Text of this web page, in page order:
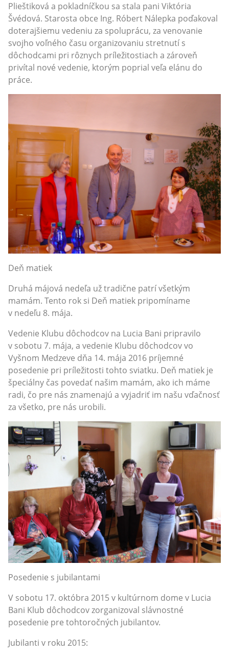
Plieštiková a pokladníčkou sa stala pani Viktória
Švédová. Starosta obce Ing. Róbert Nálepka poďakoval
doterajšiemu vedeniu za spoluprácu, za venovanie
svojho voľného času organizovaniu stretnutí s
dôchodcami pri rôznych príležitostiach a zároveň
privítal nové vedenie, ktorým poprial veľa elánu do
práce.
Deň matiek
Druhá májová nedeľa už tradične patrí všetkým
mamám. Tento rok si Deň matiek pripomíname
v nedeľu 8. mája.
Vedenie Klubu dôchodcov na Lucia Bani pripravilo
v sobotu 7. mája, a vedenie Klubu dôchodcov vo
Vyšnom Medzeve dňa 14. mája 2016 príjemné
posedenie pri príležitosti tohto sviatku. Deň matiek je
špeciálny čas povedať našim mamám, ako ich máme
radi, čo pre nás znamenajú a vyjadriť im našu vďačnosť
za všetko, pre nás urobili.
Posedenie s jubilantami
V sobotu 17. októbra 2015 v kultúrnom dome v Lucia
Bani Klub dôchodcov zorganizoval slávnostné
posedenie pre tohtoročných jubilantov.
Jubilanti v roku 2015: